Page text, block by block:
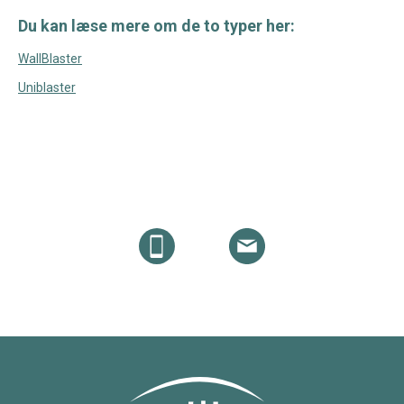
Du kan læse mere om de to typer her:
WallBlaster
Uniblaster